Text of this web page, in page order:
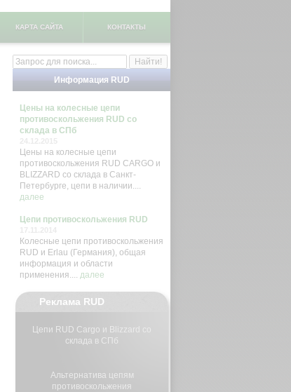
КАРТА САЙТА КОНТАКТЫ
Информация RUD
Цены на колесные цепи
противоскольжения RUD со
склада в СПб
Цены на колесные цепи
противоскольжения RUD CARGO и
BLIZZARD со склада в Санкт-
Петербурге, цепи в наличии....
далее
Цепи противоскольжения RUD
Колесные цепи противоскольжения
RUD и Erlau (Германия), общая
информация и области
применения.... далее
Реклама RUD
Цепи RUD Cargo и Blizzard со
склада в СПб
Альтернатива цепям
противоскольжения